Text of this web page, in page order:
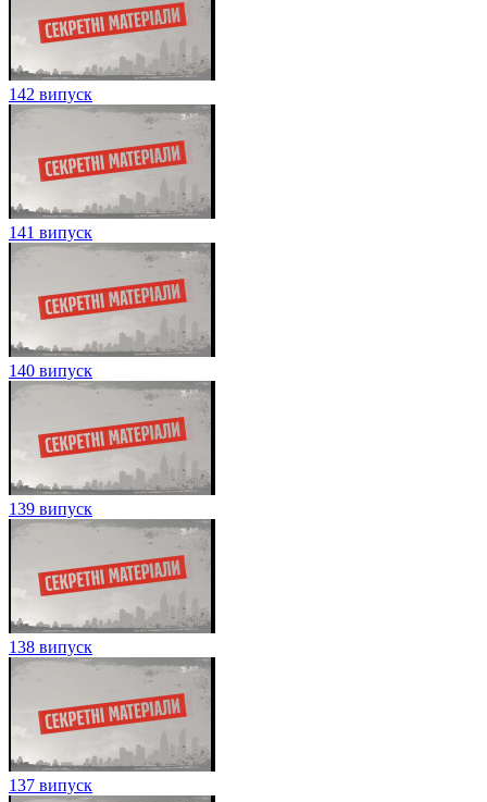
142 випуск
141 випуск
140 випуск
139 випуск
138 випуск
137 випуск